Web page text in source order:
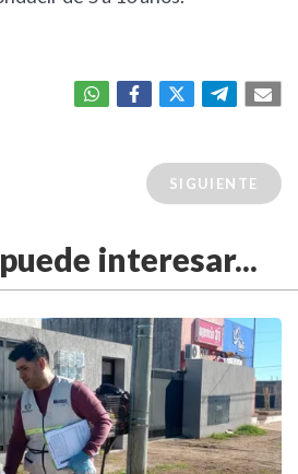
SIGUIENTE
interesar...